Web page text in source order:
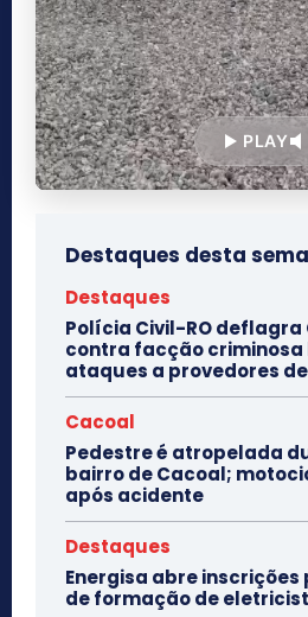
PLAY
Destaques desta
Destaques
Polícia Civil-RO deflagra
contra facção
ataques a provedores
Cacoal
Pedestre é atropelada
bairro de Cacoal;
após acidente
Destaques
Energisa abre
de formação de